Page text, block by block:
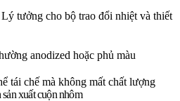
tưởng cho bộ trao đổi nhiệt và thiết
anodized hoặc phủ màu
tái chế mà không mất chất lượng
xuất cuộn nhôm